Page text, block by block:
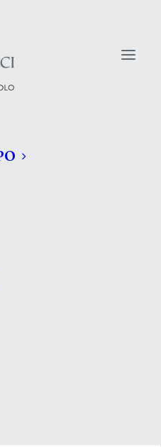
Battista *
frequentò dal